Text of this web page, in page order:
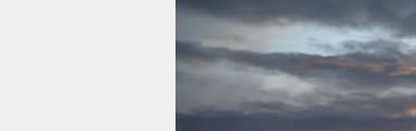
veranstaltungen
shop